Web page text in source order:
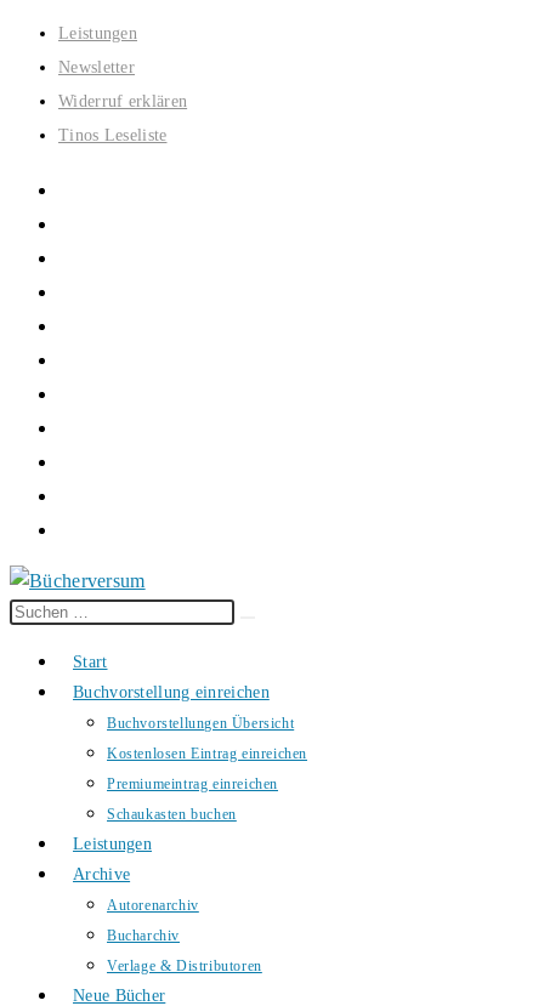
Zum
Inhalt
springen
Leistungen
Newsletter
Widerruf erklären
Tinos Leseliste
Diese
durchsuchen
Start
Buchvorstellung einreichen
Buchvorstellungen Übersicht
Kostenlosen Eintrag einreichen
Premiumeintrag einreichen
Schaukasten buchen
Leistungen
Archive
Autorenarchiv
Bucharchiv
Verlage & Distributoren
Neue Bücher